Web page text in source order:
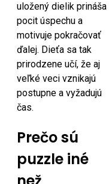
uložený dielik prináša
pocit úspechu a
motivuje pokračovať
ďalej. Dieťa sa tak
prirodzene učí, že aj
veľké veci vznikajú
postupne a vyžadujú
čas.
Prečo sú
puzzle iné